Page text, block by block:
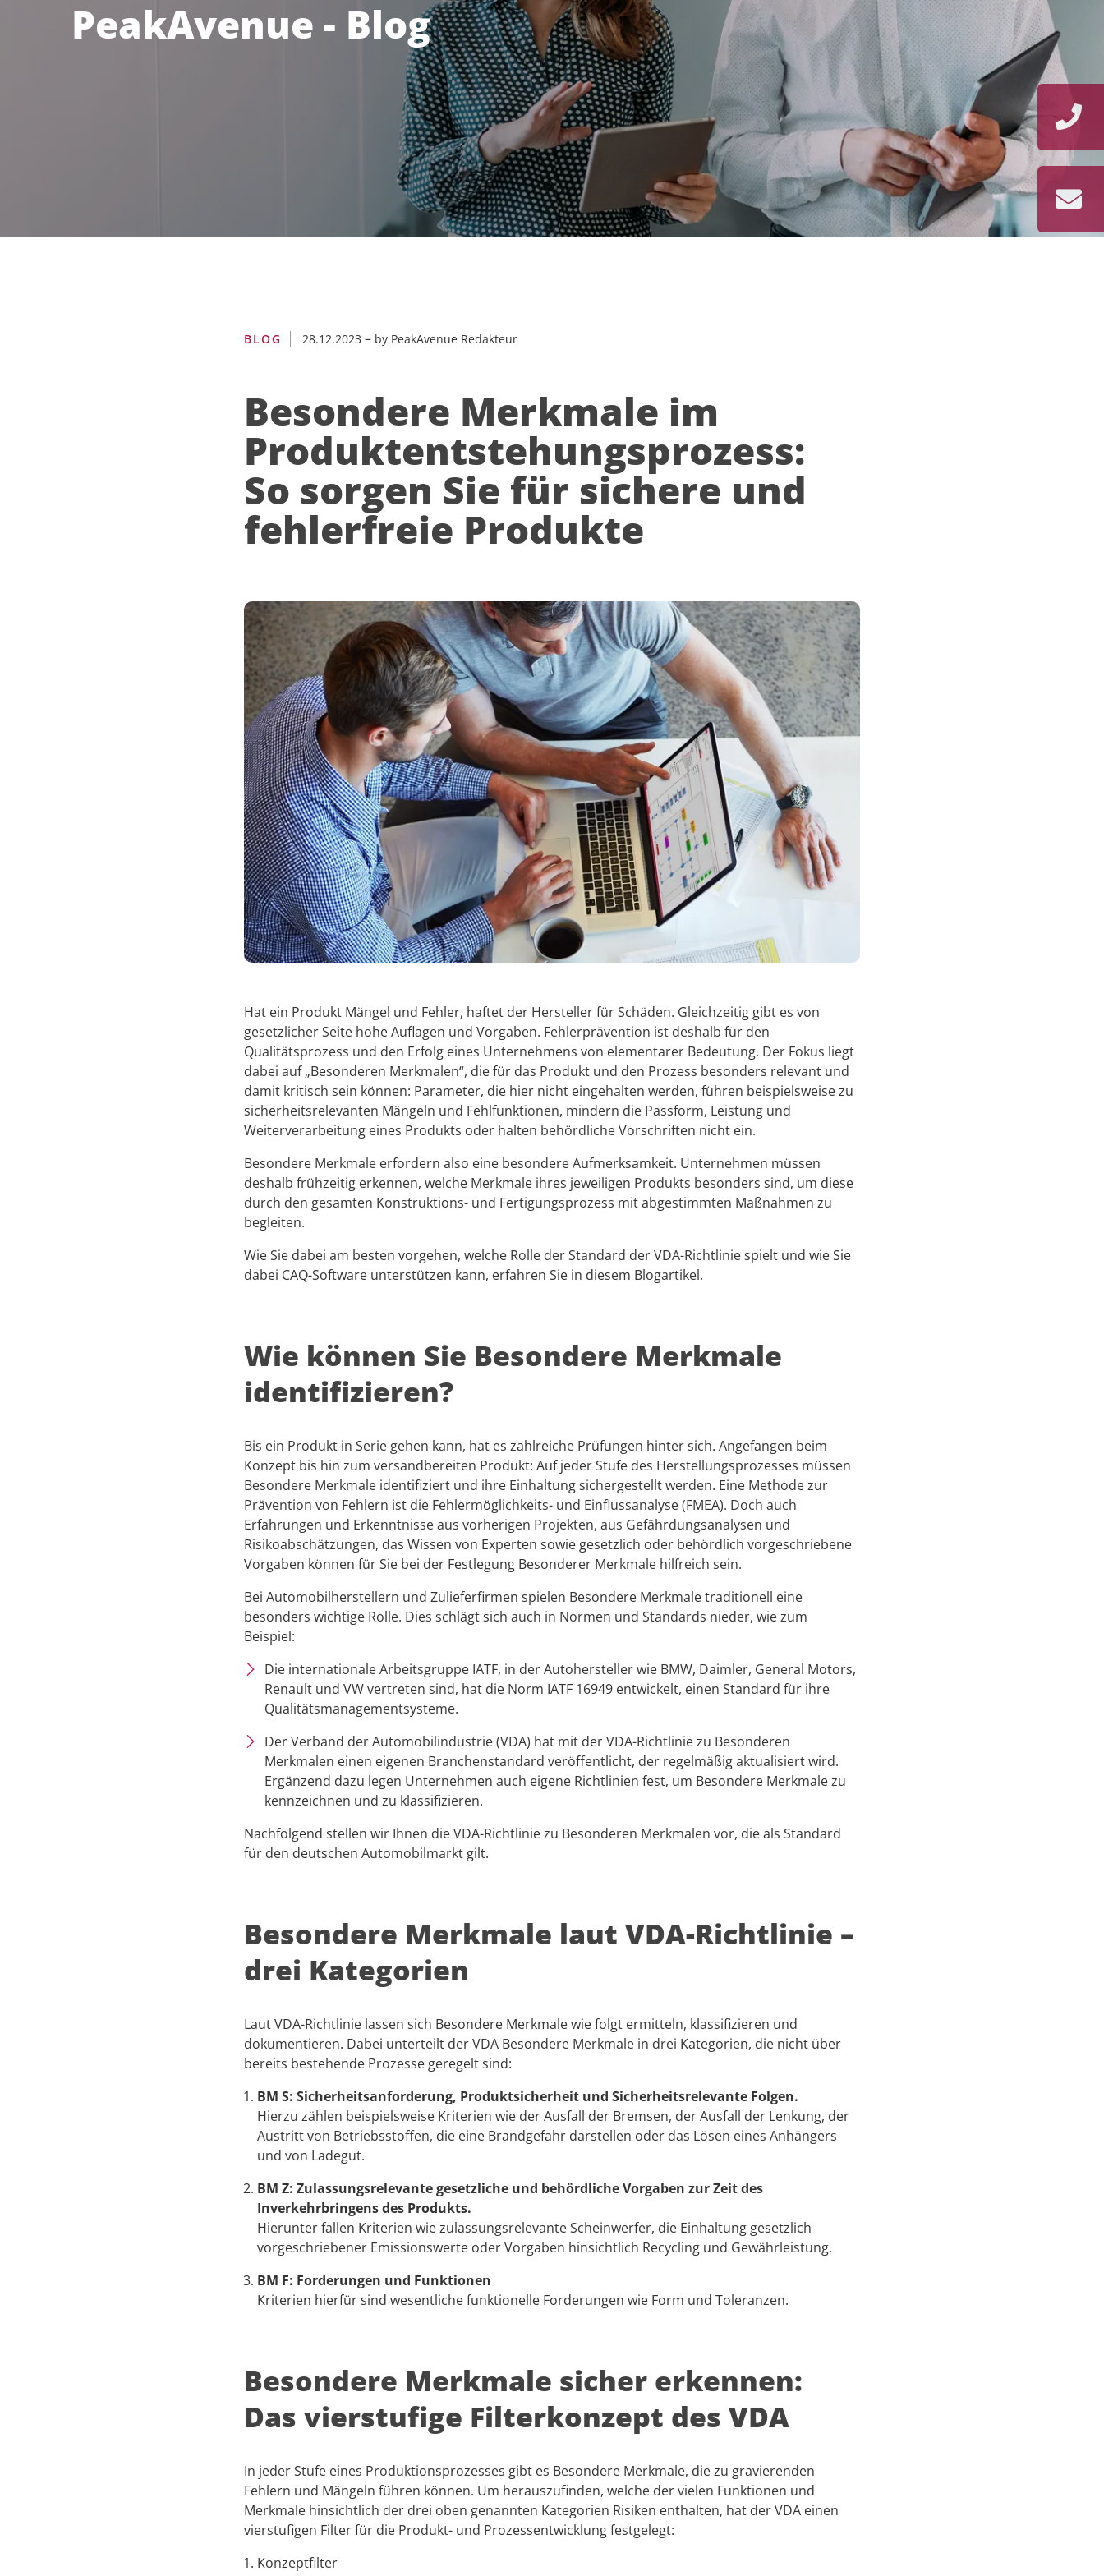
Digital Thread
PeakAvenue FaultTree+
Alle Applikationen entdecken
PeakAvenue - Blog
BLOG 28.12.2023 – by PeakAvenue Redakteur
Besondere Merkmale im
Produktentstehungsprozess:
So sorgen Sie für sichere und
fehlerfreie Produkte
Hat ein Produkt Mängel und Fehler, haftet der Hersteller für Schäden. Gleichzeitig gibt es von
gesetzlicher Seite hohe Auflagen und Vorgaben. Fehlerprävention ist deshalb für den
Qualitätsprozess und den Erfolg eines Unternehmens von elementarer Bedeutung. Der Fokus liegt
dabei auf „Besonderen Merkmalen“, die für das Produkt und den Prozess besonders relevant und
damit kritisch sein können: Parameter, die hier nicht eingehalten werden, führen beispielsweise zu
sicherheitsrelevanten Mängeln und Fehlfunktionen, mindern die Passform, Leistung und
Weiterverarbeitung eines Produkts oder halten behördliche Vorschriften nicht ein.
Besondere Merkmale erfordern also eine besondere Aufmerksamkeit. Unternehmen müssen
deshalb frühzeitig erkennen, welche Merkmale ihres jeweiligen Produkts besonders sind, um diese
durch den gesamten Konstruktions- und Fertigungsprozess mit abgestimmten Maßnahmen zu
begleiten.
Wie Sie dabei am besten vorgehen, welche Rolle der Standard der VDA-Richtlinie spielt und wie Sie
dabei CAQ-Software unterstützen kann, erfahren Sie in diesem Blogartikel.
Wie können Sie Besondere Merkmale
identifizieren?
Bis ein Produkt in Serie gehen kann, hat es zahlreiche Prüfungen hinter sich. Angefangen beim
Konzept bis hin zum versandbereiten Produkt: Auf jeder Stufe des Herstellungsprozesses müssen
Besondere Merkmale identifiziert und ihre Einhaltung sichergestellt werden. Eine Methode zur
Prävention von Fehlern ist die Fehlermöglichkeits- und Einflussanalyse (FMEA). Doch auch
Erfahrungen und Erkenntnisse aus vorherigen Projekten, aus Gefährdungsanalysen und
Risikoabschätzungen, das Wissen von Experten sowie gesetzlich oder behördlich vorgeschriebene
Vorgaben können für Sie bei der Festlegung Besonderer Merkmale hilfreich sein.
Bei Automobilherstellern und Zulieferfirmen spielen Besondere Merkmale traditionell eine
besonders wichtige Rolle. Dies schlägt sich auch in Normen und Standards nieder, wie zum
Beispiel:
Die internationale Arbeitsgruppe IATF, in der Autohersteller wie BMW, Daimler, General Motors,
Renault und VW vertreten sind, hat die Norm IATF 16949 entwickelt, einen Standard für ihre
Qualitätsmanagementsysteme.
Der Verband der Automobilindustrie (VDA) hat mit der VDA-Richtlinie zu Besonderen
Merkmalen einen eigenen Branchenstandard veröffentlicht, der regelmäßig aktualisiert wird.
Ergänzend dazu legen Unternehmen auch eigene Richtlinien fest, um Besondere Merkmale zu
kennzeichnen und zu klassifizieren.
Nachfolgend stellen wir Ihnen die VDA-Richtlinie zu Besonderen Merkmalen vor, die als Standard
für den deutschen Automobilmarkt gilt.
Besondere Merkmale laut VDA-Richtlinie –
drei Kategorien
Laut VDA-Richtlinie lassen sich Besondere Merkmale wie folgt ermitteln, klassifizieren und
dokumentieren. Dabei unterteilt der VDA Besondere Merkmale in drei Kategorien, die nicht über
bereits bestehende Prozesse geregelt sind:
BM S: Sicherheitsanforderung, Produktsicherheit und Sicherheitsrelevante Folgen.
Hierzu zählen beispielsweise Kriterien wie der Ausfall der Bremsen, der Ausfall der Lenkung, der
Austritt von Betriebsstoffen, die eine Brandgefahr darstellen oder das Lösen eines Anhängers
und von Ladegut.
BM Z: Zulassungsrelevante gesetzliche und behördliche Vorgaben zur Zeit des
Inverkehrbringens des Produkts.
Hierunter fallen Kriterien wie zulassungsrelevante Scheinwerfer, die Einhaltung gesetzlich
vorgeschriebener Emissionswerte oder Vorgaben hinsichtlich Recycling und Gewährleistung.
BM F: Forderungen und Funktionen
Kriterien hierfür sind wesentliche funktionelle Forderungen wie Form und Toleranzen.
Besondere Merkmale sicher erkennen:
Das vierstufige Filterkonzept des VDA
In jeder Stufe eines Produktionsprozesses gibt es Besondere Merkmale, die zu gravierenden
Fehlern und Mängeln führen können. Um herauszufinden, welche der vielen Funktionen und
Merkmale hinsichtlich der drei oben genannten Kategorien Risiken enthalten, hat der VDA einen
vierstufigen Filter für die Produkt- und Prozessentwicklung festgelegt:
Konzeptfilter